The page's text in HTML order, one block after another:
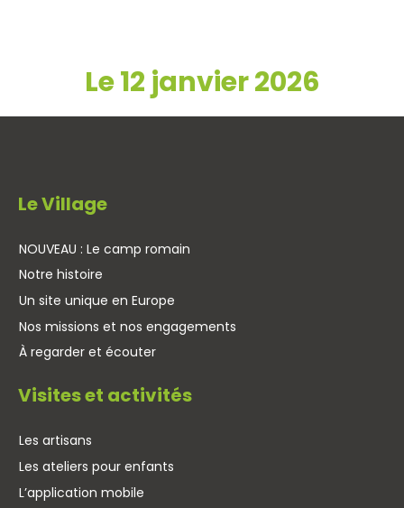
Le 12 janvier 2026
Le Village
NOUVEAU : Le camp romain
Notre histoire
Un site unique en Europe
Nos missions et nos engagements
À regarder et écouter
Visites et activités
Les artisans
Les ateliers pour enfants
L’application mobile